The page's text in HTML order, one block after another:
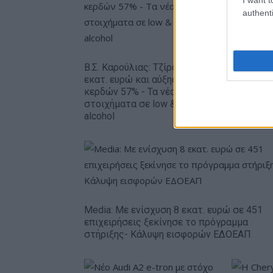
Β.Σ. Καρούλιας: Τζίρος 98,7
εκατ. ευρώ και αύξηση
κερδών 57% - Τα νέα
στοιχήματα σε low & non
alcohol
Metlen:
–
Media: Με ενίσχυση 8 εκατ. ευρώ σε 451
επιχειρήσεις ξεκίνησε το πρόγραμμα
στήριξης- Κάλυψη εισφορών ΕΔΟΕΑΠ